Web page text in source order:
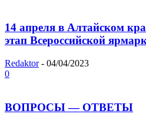
14 апреля в Алтайском
этап Всероссийской
Redaktor - 04/04/2023
0
ВОПРОСЫ — ОТВЕТЫ